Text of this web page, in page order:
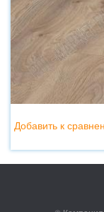
Добавить к